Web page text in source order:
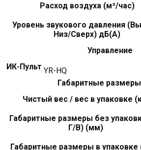
Расход воздуха (м³/час)
Уровень звукового давления
Низ/Сверх) дБ(А)
Управление
ИК-Пульт YR-HQ
Габаритные
Чистый вес / вес в упаковке
Габаритные размеры без
Г/В) (мм)
Габаритные размеры в